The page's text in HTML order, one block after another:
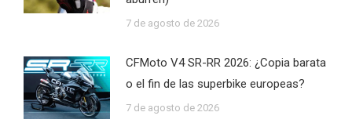
7 de agosto de 2026
CFMoto V4 SR-RR 2026: ¿Copia barata
o el fin de las superbike europeas?
7 de agosto de 2026